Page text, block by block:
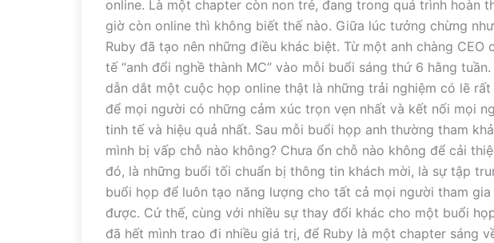
online. Là một chapter còn non trẻ, đang trong quá trình hoàn
giờ còn online thì không biết thế nào. Giữa lúc tưởng chừng
Ruby đã tạo nên những điều khác biệt. Từ một anh chàng
tế “anh đổi nghề thành MC” vào mỗi buổi sáng thứ 6 hằng
dẫn dắt một cuộc họp online thật là những trải nghiệm có lẽ
để mọi người có những cảm xúc trọn vẹn nhất và kết nối mọi
tinh tế và hiệu quả nhất. Sau mỗi buổi họp anh thường tham
mình bị vấp chỗ nào không? Chưa ổn chỗ nào không để cải
đó, là những buổi tối chuẩn bị thông tin khách mời, là sự tập
buổi họp để luôn tạo năng lượng cho tất cả mọi người tham
được. Cứ thế, cùng với nhiều sự thay đổi khác cho một buổi
đã hết mình trao đi nhiều giá trị, để Ruby là một chapter sáng